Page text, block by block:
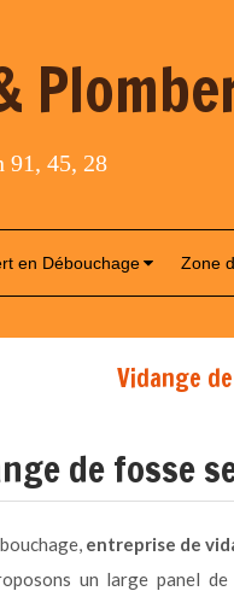
91, 45, 28
en Débouchage Zone
Vidange
de fosse
entreprise de
un large panel